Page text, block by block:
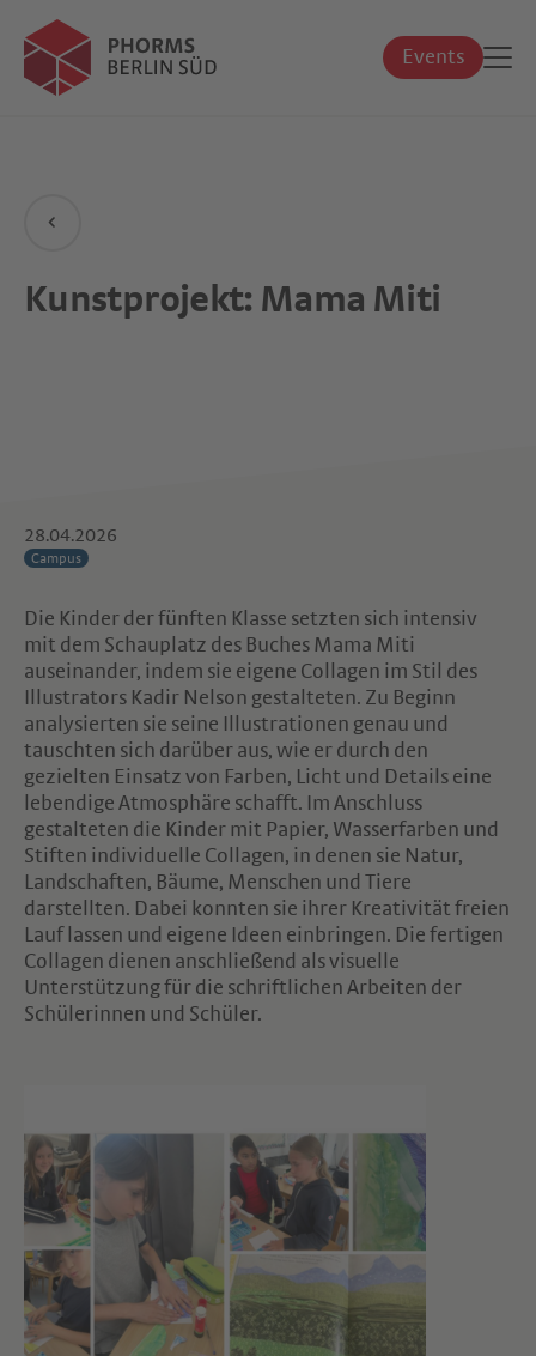
Events
Kunstprojekt: Mama Miti
28.04.2026
Campus
Die Kinder der fünften Klasse setzten sich intensiv
mit dem Schauplatz des Buches Mama Miti
auseinander, indem sie eigene Collagen im Stil des
Illustrators Kadir Nelson gestalteten. Zu Beginn
analysierten sie seine Illustrationen genau und
tauschten sich darüber aus, wie er durch den
gezielten Einsatz von Farben, Licht und Details eine
lebendige Atmosphäre schafft. Im Anschluss
gestalteten die Kinder mit Papier, Wasserfarben und
Stiften individuelle Collagen, in denen sie Natur,
Landschaften, Bäume, Menschen und Tiere
darstellten. Dabei konnten sie ihrer Kreativität freien
Lauf lassen und eigene Ideen einbringen. Die fertigen
Collagen dienen anschließend als visuelle
Unterstützung für die schriftlichen Arbeiten der
Schülerinnen und Schüler.